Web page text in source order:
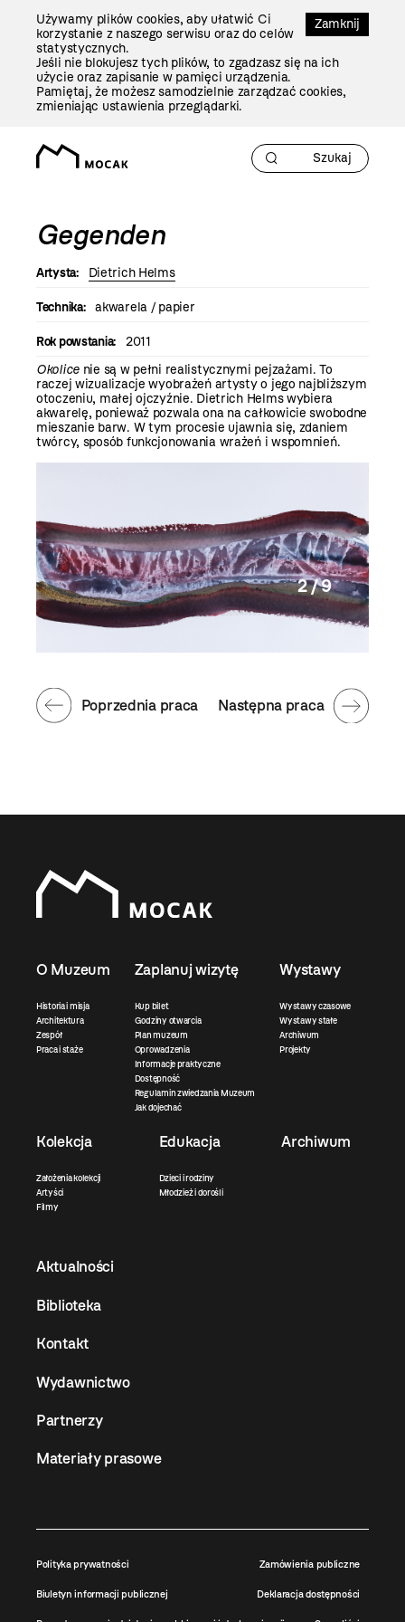
Zamknij
Używamy plików cookies, aby ułatwić Ci
korzystanie z naszego serwisu oraz do celów
statystycznych.
Jeśli nie blokujesz tych plików, to zgadzasz się na ich
użycie oraz zapisanie w pamięci urządzenia.
Pamiętaj, że możesz samodzielnie zarządzać cookies,
zmieniając ustawienia przeglądarki.
Gegenden
Artysta: Dietrich Helms
Technika: akwarela / papier
Rok powstania:
2011
Okolice nie są w pełni realistycznymi pejzażami. To
raczej wizualizacje wyobrażeń artysty o jego najbliższym
otoczeniu, małej ojczyźnie. Dietrich Helms wybiera
akwarelę, ponieważ pozwala ona na całkowicie swobodne
mieszanie barw. W tym procesie ujawnia się, zdaniem
twórcy, sposób funkcjonowania wrażeń i wspomnień.
2 / 9
Następna praca
Poprzednia praca
O Muzeum
Historia i misja
Architektura
Zespół
Praca i staże
Zaplanuj wizytę
Kup bilet
Godziny otwarcia
Plan muzeum
Oprowadzenia
Informacje praktyczne
Dostępność
Regulamin zwiedzania Muzeum
Jak dojechać
Wystawy
Wystawy czasowe
Wystawy stałe
Archiwum
Projekty
Kolekcja
Założenia kolekcji
Artyści
Filmy
Edukacja
Dzieci i rodziny
Młodzież i dorośli
Archiwum
Aktualności
Biblioteka
Kontakt
Wydawnictwo
Partnerzy
Materiały prasowe
Polityka prywatności Zamówienia publiczne
Biuletyn informacji publicznej Deklaracja dostępności